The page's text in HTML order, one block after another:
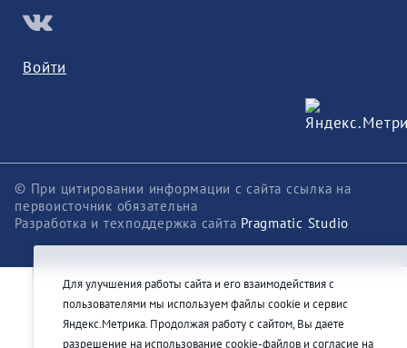
Войти
© При цитировании информации с сайта ссылка на
первоисточник обязательна
Разработка и техподдержка сайта Pragmatic Studio
Для улучшения работы сайта и его взаимодействия с
пользователями мы используем файлы cookie и сервис
Яндекс.Метрика. Продолжая работу с сайтом, Вы даете
разрешение на использование cookie-файлов и согласие на